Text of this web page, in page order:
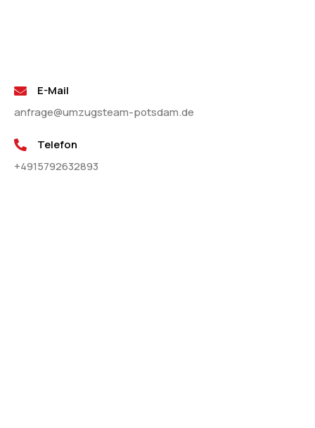
E-Mail
anfrage@umzugsteam-potsdam.de
Telefon
+4915792632893